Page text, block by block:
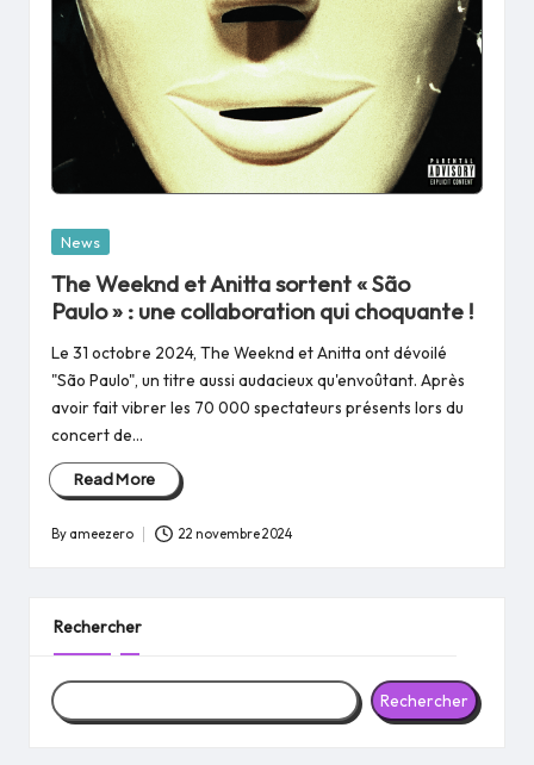
Posted
News
The Weeknd et Anitta sortent « São
Paulo » : une collaboration qui choquante !
Le 31 octobre 2024, The Weeknd et Anitta ont dévoilé
"São Paulo", un titre aussi audacieux qu'envoûtant. Après
avoir fait vibrer les 70 000 spectateurs présents lors du
concert de…
Read More
Posted
By ameezero 22 novembre 2024
Rechercher
Rechercher